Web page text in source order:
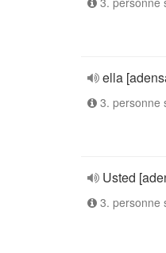
ella
3. personne
Usted
3. personne